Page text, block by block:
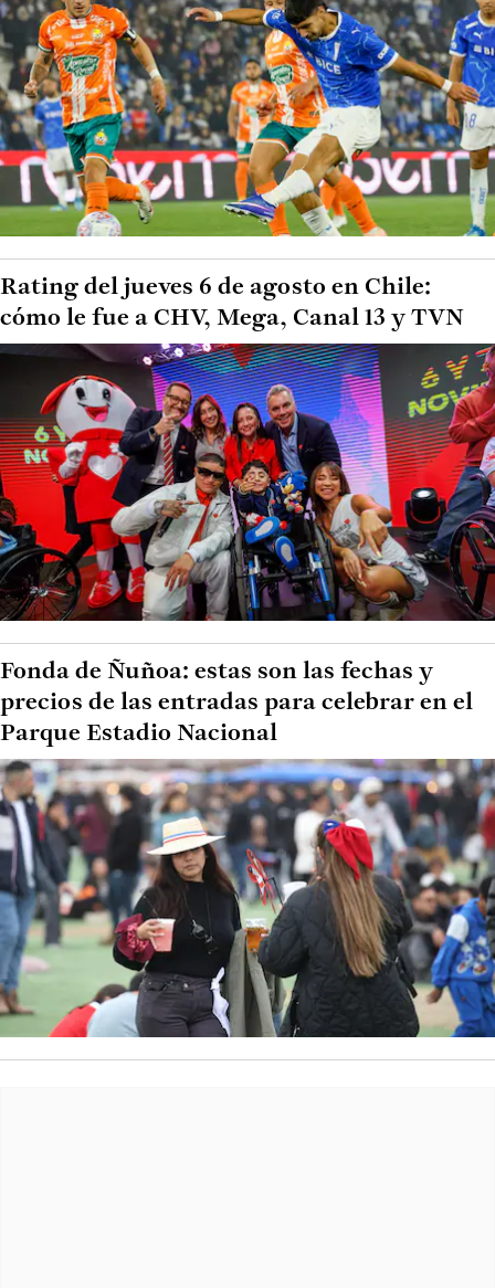
Rating del jueves 6 de agosto en Chile:
cómo le fue a CHV, Mega, Canal 13 y TVN
Fonda de Ñuñoa: estas son las fechas y
precios de las entradas para celebrar en el
Parque Estadio Nacional